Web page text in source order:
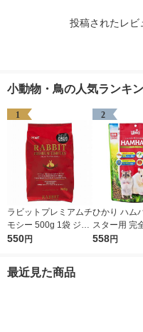
投稿されたレビ
小動物・鳥の人気ランキ
1
ラビットプレミアムチ
モシー 500g 1袋 ジェ
ックス
550円
2
ひかり ハム
スター用 完
国産 270g 1
558円
最近見た商品